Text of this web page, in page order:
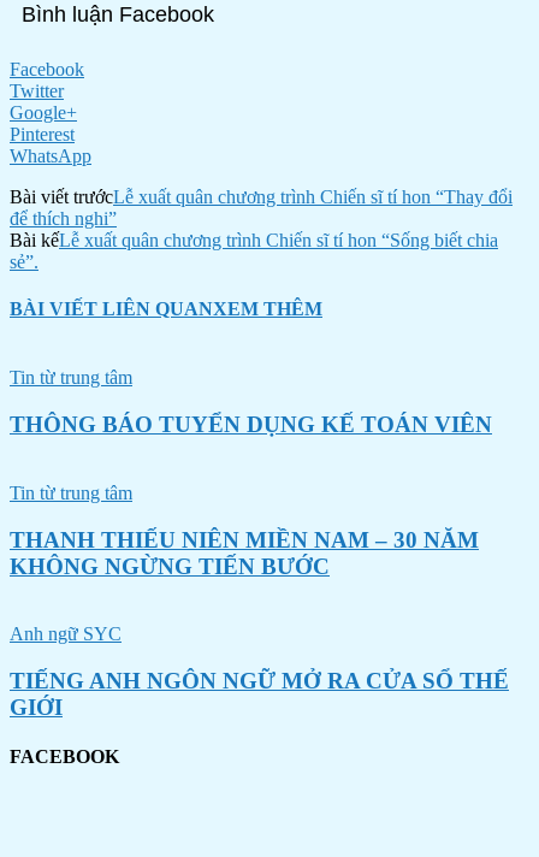
Bình luận Facebook
Facebook
Twitter
Google+
Pinterest
WhatsApp
Bài viết trướcLễ xuất quân chương trình Chiến sĩ tí hon “Thay đổi
để thích nghi”
Bài kếLễ xuất quân chương trình Chiến sĩ tí hon “Sống biết chia
sẻ”.
BÀI VIẾT LIÊN QUANXEM THÊM
Tin từ trung tâm
THÔNG BÁO TUYỂN DỤNG KẾ TOÁN VIÊN
Tin từ trung tâm
THANH THIẾU NIÊN MIỀN NAM – 30 NĂM
KHÔNG NGỪNG TIẾN BƯỚC
Anh ngữ SYC
TIẾNG ANH NGÔN NGỮ MỞ RA CỬA SỔ THẾ
GIỚI
FACEBOOK